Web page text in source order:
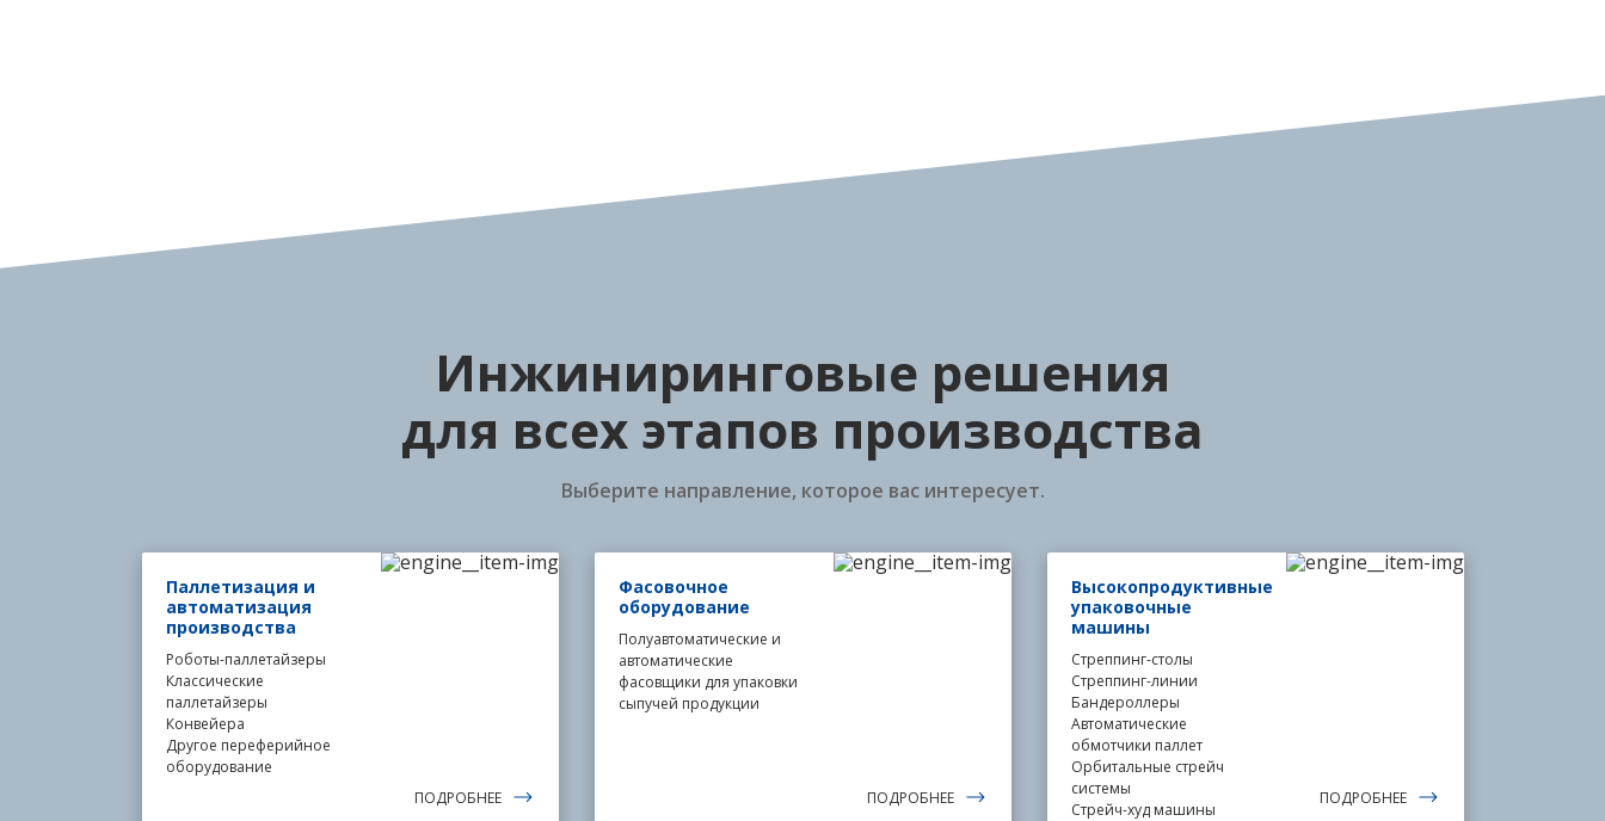
Инжиниринговые решения
для всех этапов производства
Выберите направление, которое вас интересует.
Паллетизация и
автоматизация
производства
Роботы-паллетайзеры
Классические
паллетайзеры
Конвейера
Другое переферийное
оборудование
ПОДРОБНЕЕ
Фасовочное
оборудование
Полуавтоматические и
автоматические
фасовщики для упаковки
сыпучей продукции
ПОДРОБНЕЕ
Высокопродуктивные
упаковочные
машины
Стреппинг-столы
Стреппинг-линии
Бандероллеры
Автоматические
обмотчики паллет
Орбитальные стрейч
системы
Стрейч-худ машины
ПОДРОБНЕЕ